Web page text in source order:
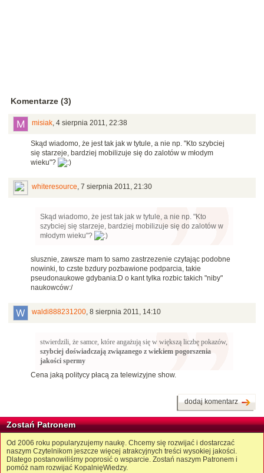
Komentarze (3)
misiak, 4 sierpnia 2011, 22:38
Skąd wiadomo, że jest tak jak w tytule, a nie np. "Kto szybciej
się starzeje, bardziej mobilizuje się do zalotów w młodym
wieku"?
whiteresource, 7 sierpnia 2011, 21:30
Skąd wiadomo, że jest tak jak w tytule, a nie np. "Kto
szybciej się starzeje, bardziej mobilizuje się do zalotów w
młodym wieku"?
slusznie, zawsze mam to samo zastrzezenie czytając podobne
nowinki, to czste bzdury pozbawione podparcia, takie
pseudonaukowe gdybania:D o kant tylka rozbic takich "niby"
naukowców:/
waldi888231200, 8 sierpnia 2011, 14:10
stwierdzili, że samce, które angażują się w większą liczbę pokazów,
szybciej doświadczają związanego z wiekiem pogorszenia
jakości spermy
Cena jaką politycy płacą za telewizyjne show.
dodaj komentarz
Zostań Patronem
Od 2006 roku popularyzujemy naukę. Chcemy się rozwijać i dostarczać
naszym Czytelnikom jeszcze więcej atrakcyjnych treści wysokiej jakości.
Dlatego postanowiliśmy poprosić o wsparcie. Zostań naszym Patronem i
pomóż nam rozwijać KopalnięWiedzy.